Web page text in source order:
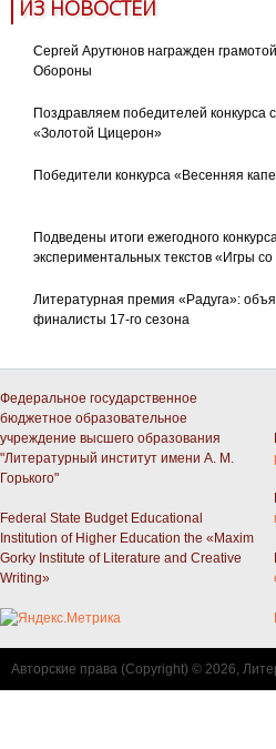
ИЗ НОВОСТЕЙ
Сергей Арутюнов награжден
Обороны
Поздравляем победителей конкурса
«Золотой Цицерон»
Победители конкурса «Весенняя
Подведены итоги ежегодного
экспериментальных текстов «Игры
Литературная премия «Радуга»:
финалисты 17-го сезона
Федеральное государственное
бюджетное образовательное
учреждение высшего образования
"Литературный институт имени А. М.
Горького"
Federal State Budget Educational
Institution of Higher Education the «Maxim
Gorky Institute of Literature and Creative
Writing»
Авторские права (Copyright) © 2026,